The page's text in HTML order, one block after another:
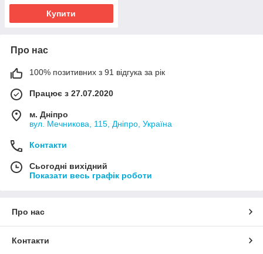
Купити
Про нас
100% позитивних з 91 відгука за рік
Працює з 27.07.2020
м. Дніпро
вул. Мечникова, 115, Дніпро, Україна
Контакти
Сьогодні вихідний
Показати весь графік роботи
Про нас
Контакти